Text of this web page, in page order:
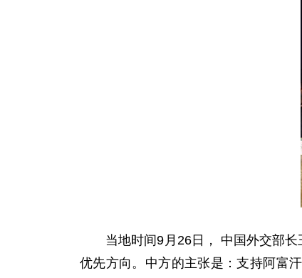
当地时间9月26日， 中国外交部长
优先方向。中方的主张是：支持阿富